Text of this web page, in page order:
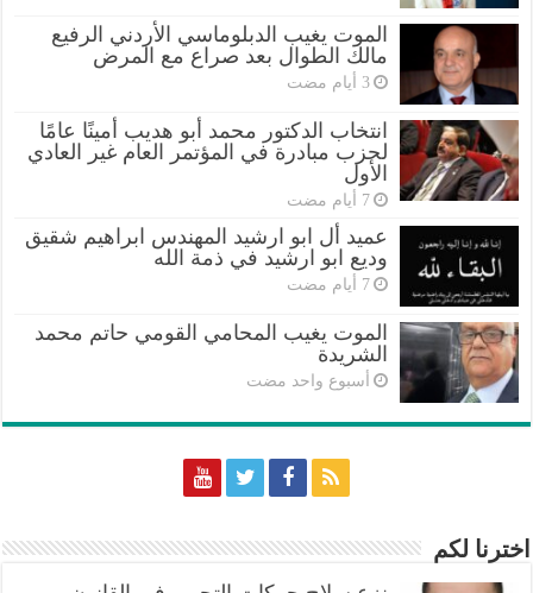
الموت يغيب الدبلوماسي الأردني الرفيع
مالك الطوال بعد صراع مع المرض
‏3 أيام مضت
انتخاب الدكتور محمد أبو هديب أمينًا عامًا
لحزب مبادرة في المؤتمر العام غير العادي
الأول
‏7 أيام مضت
عميد أل ابو ارشيد المهندس ابراهيم شقيق
وديع ابو ارشيد في ذمة الله
‏7 أيام مضت
الموت يغيب المحامي القومي حاتم محمد
الشريدة
‏أسبوع واحد مضت
اخترنا لكم